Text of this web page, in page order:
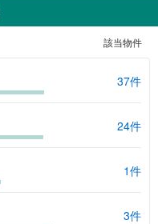
該当物件
37件
24件
1件
3件